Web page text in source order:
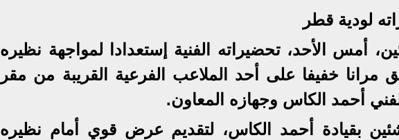
لودية قطر
أمس الأحد، تحضيراته الفنية إستعدادا لمواجهة نظيره
خفيفا على أحد الملاعب الفرعية القريبة من مقر
أحمد الكاس وجهازه المعاون.
بقيادة أحمد الكاس، لتقديم عرض قوي أمام نظيره